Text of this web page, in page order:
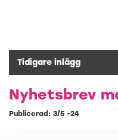
Nyhetsbrev
Publicerad: 3/5 -24